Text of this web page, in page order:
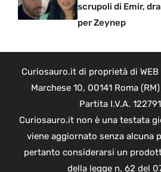
scrupoli di Emir,
per Zeynep
Curiosauro.it di proprietà di WEB
Marchese 10, 00141 Roma
Partita I.V.A.
Curiosauro.it non è una testata
viene aggiornato senza alcuna
pertanto considerarsi un
della legge n. 62 del